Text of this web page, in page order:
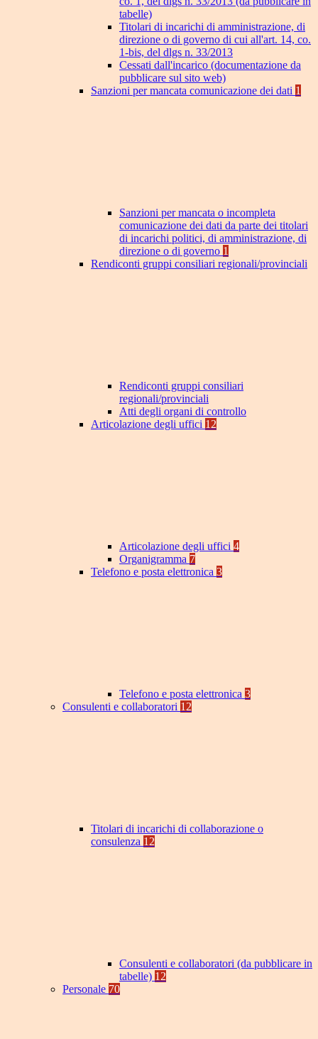
tabelle)
Titolari di incarichi di amministrazione, di
direzione o di governo di cui all'art. 14, co.
1-bis, del dlgs n. 33/2013
Cessati dall'incarico (documentazione da
pubblicare sul sito web)
Sanzioni per mancata comunicazione dei dati 1
Sanzioni per mancata o incompleta
comunicazione dei dati da parte dei titolari
di incarichi politici, di amministrazione, di
direzione o di governo 1
Rendiconti gruppi consiliari regionali/provinciali
Rendiconti gruppi consiliari
regionali/provinciali
Atti degli organi di controllo
Articolazione degli uffici 12
Articolazione degli uffici 4
Organigramma 7
Telefono e posta elettronica 3
Telefono e posta elettronica 3
Consulenti e collaboratori 12
Titolari di incarichi di collaborazione o
consulenza 12
Consulenti e collaboratori (da pubblicare in
tabelle) 12
Personale 70